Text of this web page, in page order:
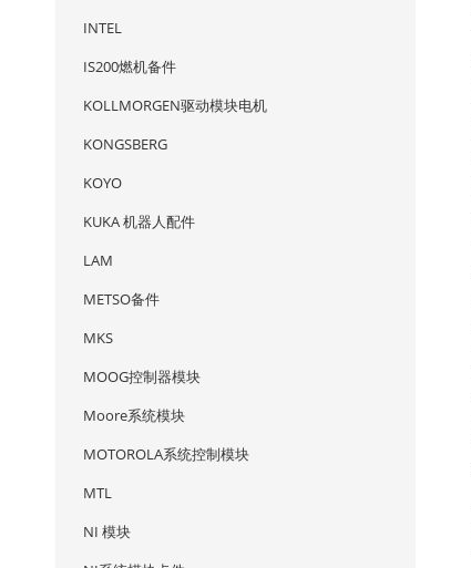
INTEL
IS200燃机备件
KOLLMORGEN驱动模块电机
KONGSBERG
KOYO
KUKA 机器人配件
LAM
METSO备件
MKS
MOOG控制器模块
Moore系统模块
MOTOROLA系统控制模块
MTL
NI 模块